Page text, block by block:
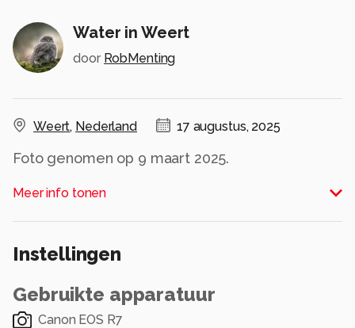
Water in Weert
door RobMenting
Weert, Nederland 17 augustus, 2025
Foto genomen op 9 maart 2025.
Alle rechten voorbehouden
Meer info tonen
Instellingen
Gebruikte apparatuur
Canon EOS R7